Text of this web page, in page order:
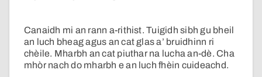
Canaidh mi an rann a-rithist. Tuigidh sibh gu bheil
an luch bheag agus an cat glas a’ bruidhinn ri
chèile. Mharbh an cat piuthar na lucha an-dè. Cha
mhòr nach do mharbh e an luch fhèin cuideachd.